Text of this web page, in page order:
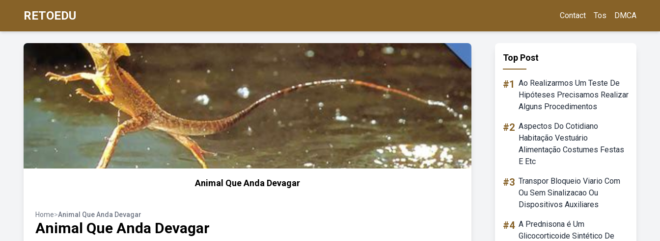
RETOEDU Contact Tos DMCA
Animal Que Anda Devagar
Home>Animal Que Anda Devagar
Animal Que Anda Devagar
Top Post
#1 Ao Realizarmos Um Teste De
Hipóteses Precisamos Realizar
Alguns Procedimentos
#2 Aspectos Do Cotidiano
Habitação Vestuário
Alimentação Costumes Festas
E Etc
#3 Transpor Bloqueio Viario Com
Ou Sem Sinalizacao Ou
Dispositivos Auxiliares
#4 A Prednisona é Um
Glicocorticoide Sintético De